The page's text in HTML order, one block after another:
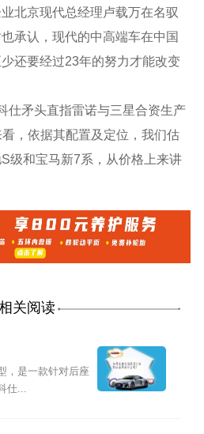
北京现代总经理卢载万在名驭
承认，现代的中高端车在中国
还要经过23年的努力才能改变
仕矛头直指雷诺与三星合资生产
，依据其配置及定位，我们估
级和宝马新7系，从价格上来讲
关阅读
，是一款针对后座
仕...